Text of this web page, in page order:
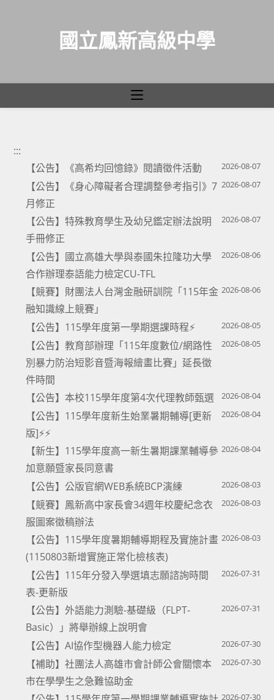
國立鳳新高級中學
:::
【公告】《高希均回憶錄》閱讀徵件活動
2026-08-07
【公告】《身心障礙者合理調整參考指引》7
月修正
2026-08-07
【公告】特殊教育學生及幼兒鑑定辦法說明
手冊修正
2026-08-07
【公告】國立高雄大學與泰國朱拉隆功大學
合作辦理泰語能力檢定CU-TFL
2026-08-06
【競賽】財團法人台灣金融研訓院「115年金
融知識線上競賽」
2026-08-06
【公告】115學年度第一學期選課時程⚡ 2026-08-05
【公告】教育部辦理「115年度數位/網路性
別暴力防治短影音暨海報繪畫比賽」延長徵
件時間
2026-08-05
【公告】本校115學年度第4次代理教師甄選 2026-08-04
【公告】115學年度新生始業暑期輔導[更新
版]⚡⚡
2026-08-04
【新生】115學年度高一新生暑期課業輔導參
加意願暨家長同意書
2026-08-04
【公告】公版官網WEB系統BCP演練 2026-08-03
【競賽】鳳新高中家長會34週年校慶紀念衣
服圖案徵稿辦法
2026-08-03
【公告】115學年度暑期輔導期程及實施計畫
(1150803新增實施正常化檢核表)
2026-08-03
【公告】115年分發入學選填志願諮詢時間
表-更新版
2026-07-31
【公告】外語能力測驗-基礎級（FLPT-
Basic）」將舉辦線上說明會
2026-07-31
【公告】AI協作型機器人能力檢定 2026-07-30
【補助】社團法人高雄市會計師公會關懷本
市在學學生之急難協助金
2026-07-30
2026-07-30